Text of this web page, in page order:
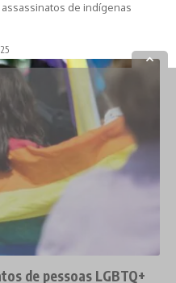
de indígenas
de pessoas LGBTQ+